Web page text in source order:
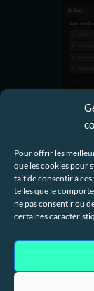
Pour offrir les
que les cookies pour
fait de consentir à
telles que le
ne pas consentir ou
certaines
Claude
limitation
donc voir
le test doit
génération.